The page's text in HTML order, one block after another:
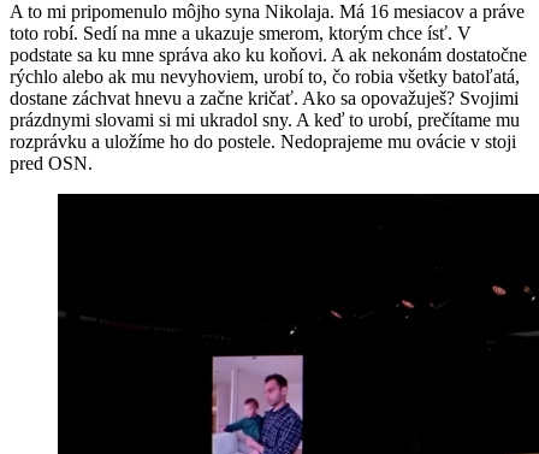
A to mi pripomenulo môjho syna Nikolaja. Má 16 mesiacov a práve
toto robí. Sedí na mne a ukazuje smerom, ktorým chce ísť. V
podstate sa ku mne správa ako ku koňovi. A ak nekonám dostatočne
rýchlo alebo ak mu nevyhoviem, urobí to, čo robia všetky batoľatá,
dostane záchvat hnevu a začne kričať. Ako sa opovažuješ? Svojimi
prázdnymi slovami si mi ukradol sny. A keď to urobí, prečítame mu
rozprávku a uložíme ho do postele. Nedoprajeme mu ovácie v stoji
pred OSN.